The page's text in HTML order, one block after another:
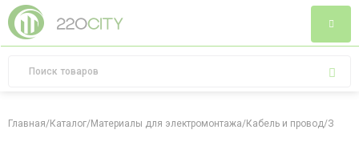
Главная/Каталог/Материалы для электромонтажа/Кабель и провод/Зажим